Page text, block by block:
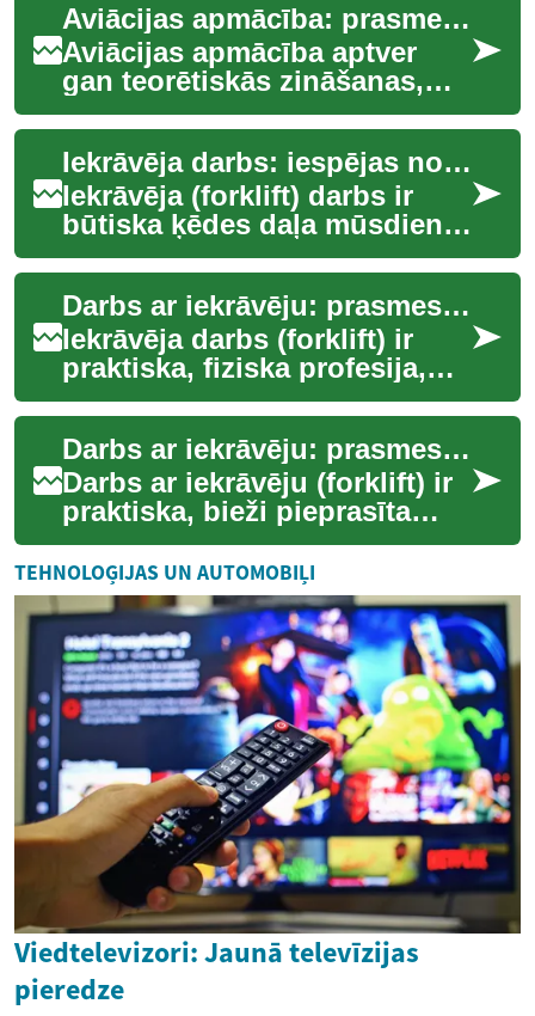
Aviācijas apmācība: prasmes, ceļi un darba iespējas
Aviācijas apmācība aptver
gan teorētiskās zināšanas,
gan praktiskās iemaņas, kas
nepieciešamas darbam gaisa
transport...
Iekrāvēja darbs: iespējas noliktavā un loģistikā
Iekrāvēja (forklift) darbs ir
būtiska ķēdes daļa mūsdienu
noliktavu un loģistikas
sistēmās. Šajā rakstā
skaidroju, kā...
Darbs ar iekrāvēju: prasmes, atbildības un iespējas
Iekrāvēja darbs (forklift) ir
praktiska, fiziska profesija,
kas bieži sastopama
noliktavās (warehouse) un
loģistikas ...
Darbs ar iekrāvēju: prasmes, prasības un karjeras iespējas
Darbs ar iekrāvēju (forklift) ir
praktiska, bieži pieprasīta
nodarbošanās loģistikas un
noliktavu (warehouse)
sektorā...
TEHNOLOĢIJAS UN AUTOMOBIĻI
Viedtelevizori: Jaunā televīzijas
pieredze